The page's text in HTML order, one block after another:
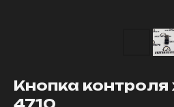
Кнопка контроля